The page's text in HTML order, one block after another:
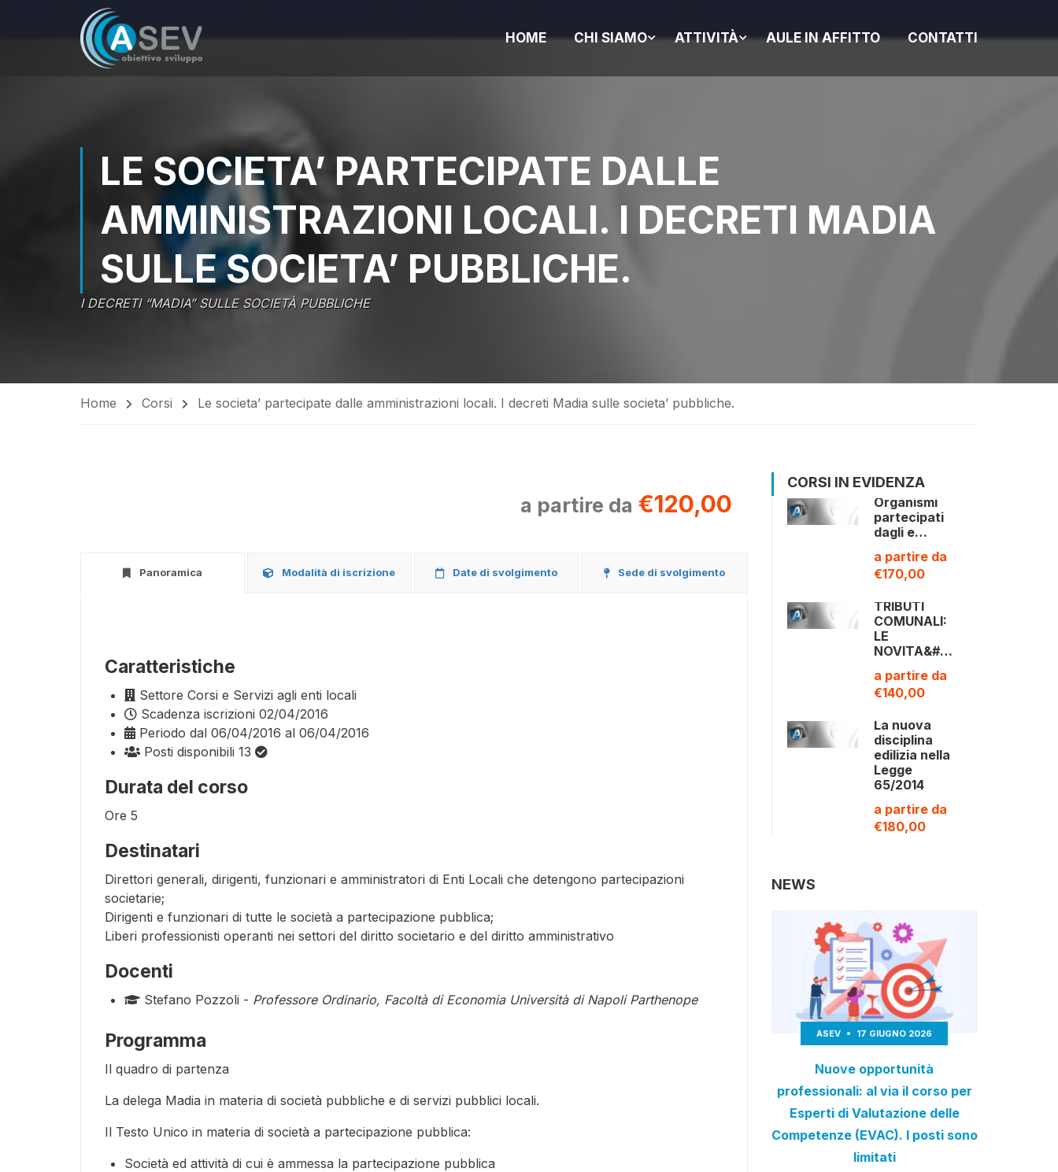
HOME CHI SIAMO ATTIVITÀ AULE IN AFFITTO CONTATTI
LE SOCIETA’ PARTECIPATE DALLE
AMMINISTRAZIONI LOCALI. I DECRETI MADIA
SULLE SOCIETA’ PUBBLICHE.
I DECRETI “MADIA” SULLE SOCIETÀ PUBBLICHE
Home Corsi Le societa’ partecipate dalle amministrazioni locali. I decreti Madia sulle societa’ pubbliche.
a partire da €120,00
Panoramica Modalità di iscrizione Date di svolgimento Sede di svolgimento
Caratteristiche
Settore Corsi e Servizi agli enti locali
Scadenza iscrizioni 02/04/2016
Periodo dal 06/04/2016 al 06/04/2016
Posti disponibili 13
Durata del corso
Ore 5
Destinatari
Direttori generali, dirigenti, funzionari e amministratori di Enti Locali che detengono partecipazioni
societarie;
Dirigenti e funzionari di tutte le società a partecipazione pubblica;
Liberi professionisti operanti nei settori del diritto societario e del diritto amministrativo
Docenti
Stefano Pozzoli - Professore Ordinario, Facoltà di Economia Università di Napoli Parthenope
Programma
Il quadro di partenza
La delega Madia in materia di società pubbliche e di servizi pubblici locali.
Il Testo Unico in materia di società a partecipazione pubblica:
Società ed attività di cui è ammessa la partecipazione pubblica
CORSI IN EVIDENZA
Organismi
partecipati
dagli e…
a partire da
€170,00
TRIBUTI
COMUNALI:
LE
NOVITA&#…
a partire da
€140,00
La nuova
disciplina
edilizia nella
Legge
65/2014
a partire da
€180,00
NEWS
ASEV 17 GIUGNO 2026
Nuove opportunità
professionali: al via il corso per
Esperti di Valutazione delle
Competenze (EVAC). I posti sono
limitati